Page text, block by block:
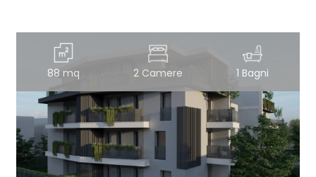
88 mq 2 Camere 1 Bagni